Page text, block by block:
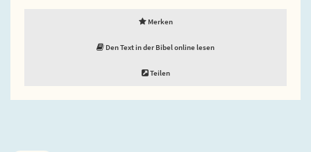
Merken
Den Text in der Bibel online lesen
Teilen